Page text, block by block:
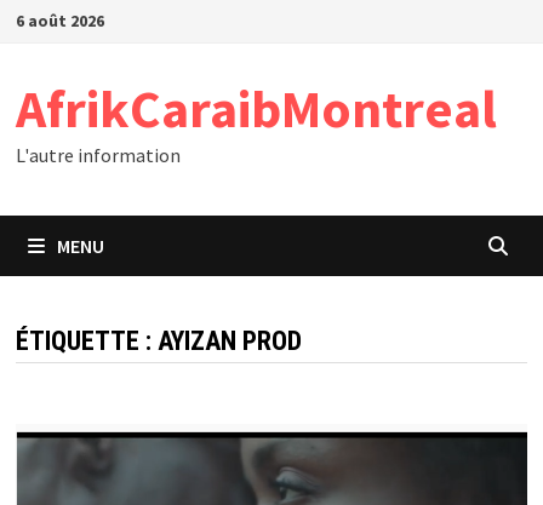
Passer
6 août 2026
AfrikCaraibMontreal
L'autre information
MENU
ÉTIQUETTE : AYIZAN PROD